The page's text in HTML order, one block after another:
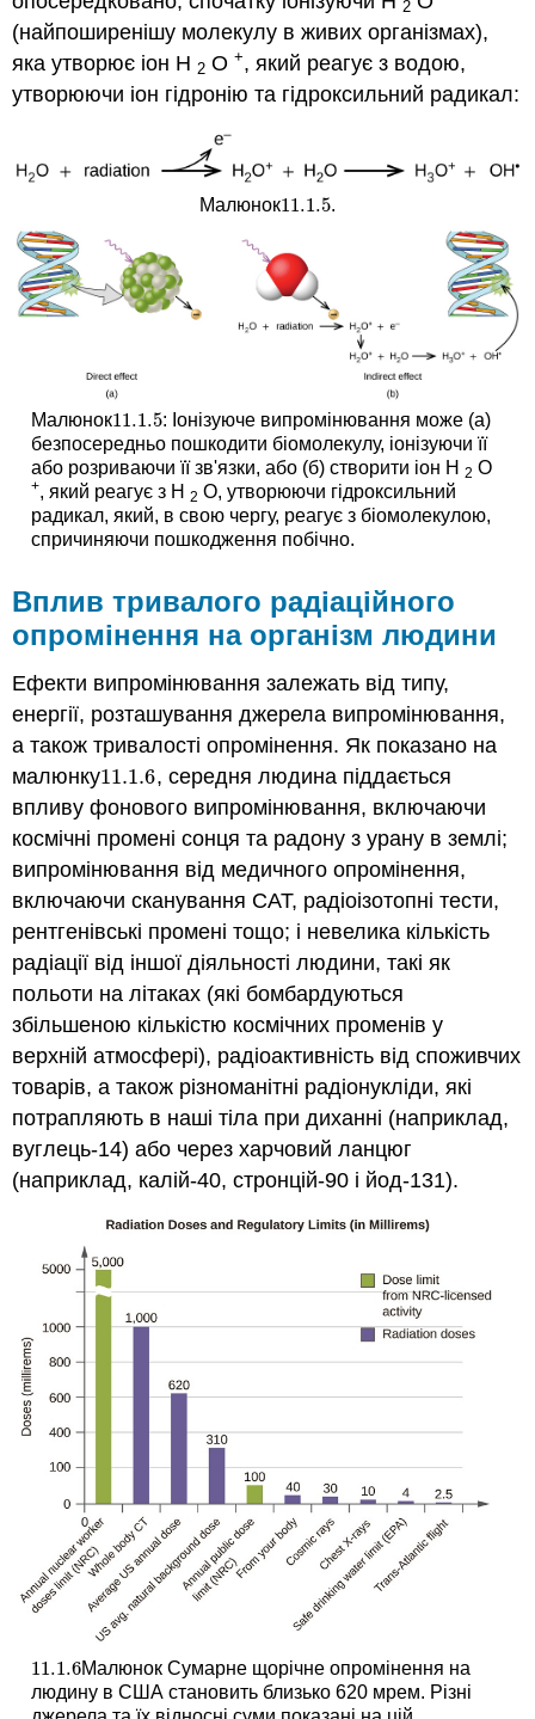
2
(найпоширенішу молекулу в живих організмах),
яка утворює іон H 2 O+, який реагує з водою,
утворюючи іон гідронію та гідроксильний радикал:
Малюнок11.1.5
11.1.5.
Малюнок11.1.5
11.1.5: Іонізуюче випромінювання може (а)
безпосередньо пошкодити біомолекулу, іонізуючи її
або розриваючи її зв'язки, або (б) створити іон H 2 O
+, який реагує з H 2 O, утворюючи гідроксильний
радикал, який, в свою чергу, реагує з біомолекулою,
спричиняючи пошкодження побічно.
Вплив тривалого радіаційного
опромінення на організм людини
Ефекти випромінювання залежать від типу,
енергії, розташування джерела випромінювання,
а також тривалості опромінення. Як показано на
малюнку11.1.6
11.1.6, середня людина піддається
впливу фонового випромінювання, включаючи
космічні промені сонця та радону з урану в землі;
випромінювання від медичного опромінення,
включаючи сканування CAT, радіоізотопні тести,
рентгенівські промені тощо; і невелика кількість
радіації від іншої діяльності людини, такі як
польоти на літаках (які бомбардуються
збільшеною кількістю космічних променів у
верхній атмосфері), радіоактивність від споживчих
товарів, а також різноманітні радіонукліди, які
потрапляють в наші тіла при диханні (наприклад,
вуглець-14) або через харчовий ланцюг
(наприклад, калій-40, стронцій-90 і йод-131).
11.1.6
11.1.6Малюнок Сумарне щорічне опромінення на
людину в США становить близько 620 мрем. Різні